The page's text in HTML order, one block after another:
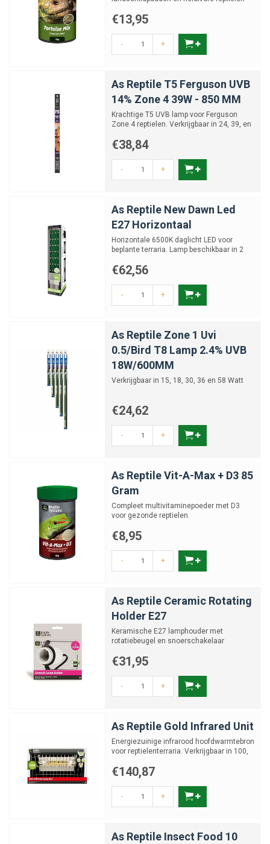
€13,95
- +
As Reptile T5 Ferguson UVB
14% Zone 4 39W - 850 MM
Krachtige T5 UVB lamp voor Ferguson
Zone 4 reptielen. Verkrijgbaar in 24, 39, en
€38,84
- +
As Reptile New Dawn Led
E27 Horizontaal
Horizontale 6500K daglicht LED voor
beplante terraria. Lamp beschikbaar in 2
€62,56
- +
As Reptile Zone 1 Uvi
0.5/Bird T8 Lamp 2.4% UVB
18W/600MM
Verkrijgbaar in 15, 18, 30, 36 en 58 Watt
€24,62
- +
As Reptile Vit-A-Max + D3 85
Gram
Compleet multivitaminepoeder met D3
voor gezonde reptielen.
€8,95
- +
As Reptile Ceramic Rotating
Holder E27
Keramische E27 lamphouder met
rotatiebeugel en snoerschakelaar
€31,95
- +
As Reptile Gold Infrared Unit
Energiezuinige infrarood hoofdwarmtebron
voor reptielenterraria. Verkrijgbaar in 100,
€140,87
- +
As Reptile Insect Food 10